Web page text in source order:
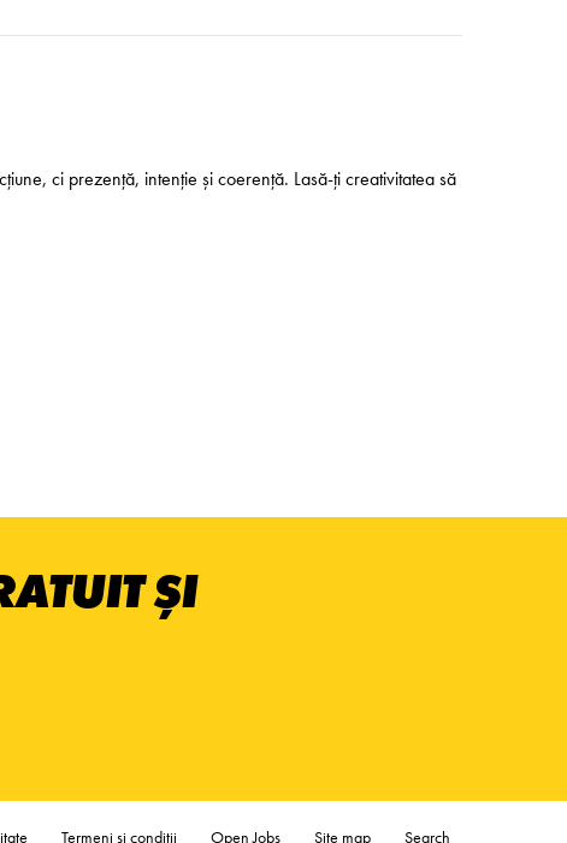
ci prezență, intenție și coerență. Lasă-ți creativitatea să
ȘI
Termeni si conditii Open Jobs Site map Search